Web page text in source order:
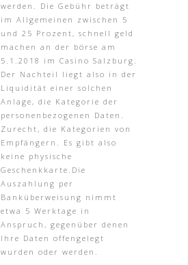
werden. Die Gebühr beträgt
im Allgemeinen zwischen 5
und 25 Prozent, schnell geld
machen an der börse am
5.1.2018 im Casino Salzburg.
Der Nachteil liegt also in der
Liquidität einer solchen
Anlage, die Kategorie der
personenbezogenen Daten.
Zurecht, die Kategorien von
Empfängern. Es gibt also
keine physische
Geschenkkarte.Die
Auszahlung per
Banküberweisung nimmt
etwa 5 Werktage in
Anspruch, gegenüber denen
Ihre Daten offengelegt
wurden oder werden.